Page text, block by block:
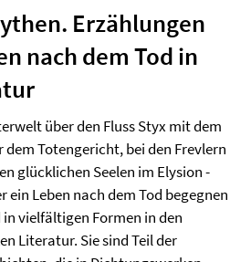
Erzählungen
nach dem Tod in
über den Fluss Styx mit dem
Totengericht, bei den Frevlern
glücklichen Seelen im Elysion -
ein Leben nach dem Tod begegnen
vielfältigen Formen in den
Literatur. Sie sind Teil der